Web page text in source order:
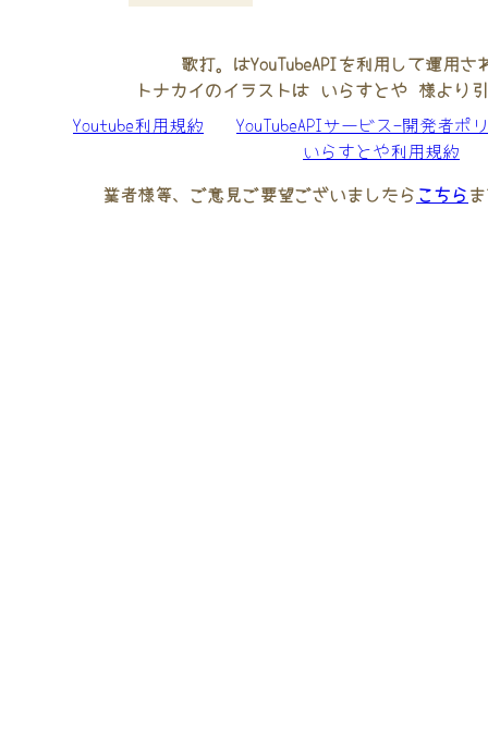
歌打。はYouTubeAPIを利用して運用さ
トナカイのイラストは いらすとや 様より
Youtube利用規約
YouTubeAPIサービス-開発者ポ
いらすとや利用規約
業者様等、ご意見ご要望ございましたら こちら